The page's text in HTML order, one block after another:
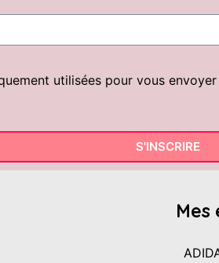
utilisées pour vous
S'INSCRIRE
Mes